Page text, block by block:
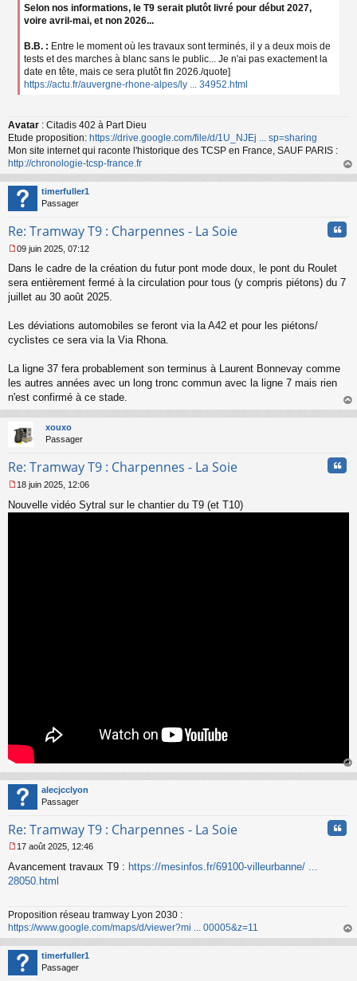
Selon nos informations, le T9 serait plutôt livré pour début 2027,
voire avril-mai, et non 2026...
B.B. : Entre le moment où les travaux sont terminés, il y a deux mois de
tests et des marches à blanc sans le public... Je n'ai pas exactement la
date en tête, mais ce sera plutôt fin 2026./quote]
https://actu.fr/auvergne-rhone-alpes/ly ... 34952.html
Avatar : Citadis 402 à Part Dieu
Etude proposition: https://drive.google.com/file/d/1U_NJEj ... sp=sharing
Mon site internet qui raconte l'historique des TCSP en France, SAUF PARIS :
http://chronologie-tcsp-france.fr
au
timerfuller1
Passager
Re: Tramway T9 : Charpennes - La Soie
e
s
s
e
n
n
u
09 juin 2025, 07:12
Dans le cadre de la création du futur pont mode doux, le pont du Roulet
sera entièrement fermé à la circulation pour tous (y compris piétons) du 7
juillet au 30 août 2025.
Les déviations automobiles se feront via la A42 et pour les piétons/
cyclistes ce sera via la Via Rhona.
La ligne 37 fera probablement son terminus à Laurent Bonnevay comme
les autres années avec un long tronc commun avec la ligne 7 mais rien
n'est confirmé à ce stade.
au
xouxo
Passager
Re: Tramway T9 : Charpennes - La Soie
e
18 juin 2025, 12:06
Nouvelle vidéo Sytral sur le chantier du T9 (et T10)
au
alecjcclyon
Passager
Re: Tramway T9 : Charpennes - La Soie
e
s
g
e
n
o
n
l
17 août 2025, 12:46
Avancement travaux T9 : https://mesinfos.fr/69100-villeurbanne/ ...
28050.html
Proposition réseau tramway Lyon 2030 :
https://www.google.com/maps/d/viewer?mi ... 00005&z=11
au
timerfuller1
Passager